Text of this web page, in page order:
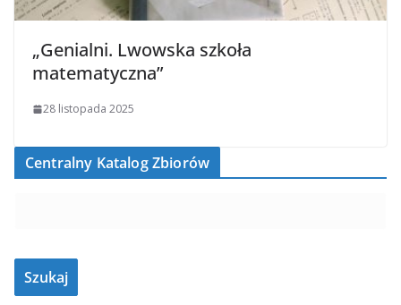
„Genialni. Lwowska szkoła
matematyczna”
28 listopada 2025
Centralny Katalog Zbiorów